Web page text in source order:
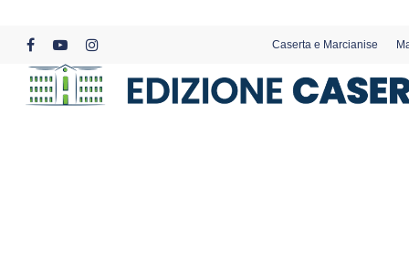
content
facebookyoutubeinstagram
Caserta e Marcianise